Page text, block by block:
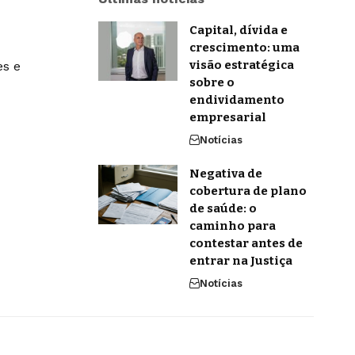
e
Capital, dívida e
crescimento: uma
visão estratégica
sobre o
endividamento
empresarial
Notícias
Negativa de
cobertura de plano
de saúde: o
caminho para
contestar antes de
entrar na Justiça
Notícias